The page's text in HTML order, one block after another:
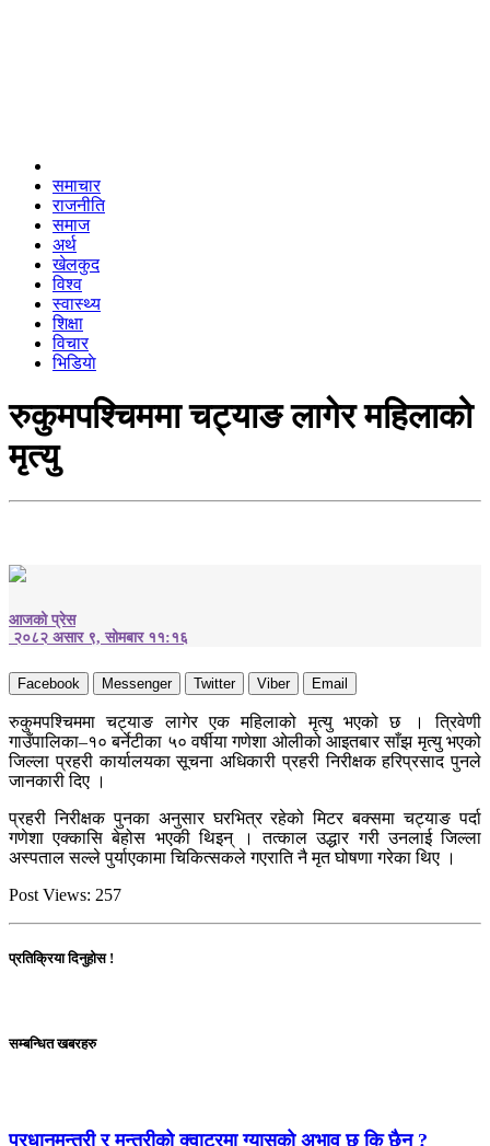
समाचार
राजनीति
समाज
अर्थ
खेलकुद
विश्व
स्वास्थ्य
शिक्षा
विचार
भिडियाे
रुकुमपश्चिममा चट्याङ लागेर महिलाको
मृत्यु
आजको प्रेस
२०८२ असार ९, सोमबार ११:१६
Facebook Messenger Twitter Viber Email
रुकुमपश्चिममा चट्याङ लागेर एक महिलाको मृत्यु भएको छ । त्रिवेणी
गाउँपालिका–१० बर्नेटीका ५० वर्षीया गणेशा ओलीको आइतबार साँझ मृत्यु भएको
जिल्ला प्रहरी कार्यालयका सूचना अधिकारी प्रहरी निरीक्षक हरिप्रसाद पुनले
जानकारी दिए ।
प्रहरी निरीक्षक पुनका अनुसार घरभित्र रहेको मिटर बक्समा चट्याङ पर्दा
गणेशा एक्कासि बेहोस भएकी थिइन् । तत्काल उद्धार गरी उनलाई जिल्ला
अस्पताल सल्ले पुर्याएकामा चिकित्सकले गएराति नै मृत घोषणा गरेका थिए ।
Post Views: 257
प्रतिक्रिया दिनुहोस !
सम्बन्धित खबरहरु
प्रधानमन्त्री र मन्त्रीको क्वाटरमा ग्यासको अभाव छ कि छैन ?